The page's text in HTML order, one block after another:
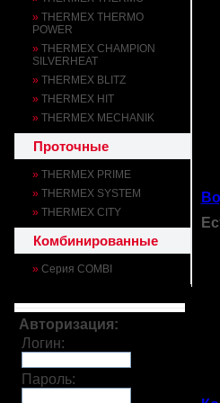
» THERMEX THERMO
POWER
» THERMEX CHAMPION
SILVERHEAT
» THERMEX BLITZ
» THERMEX HIT
» THERMEX MECHANIK
Проточные
» THERMEX PRIME
» THERMEX SYSTEM
» THERMEX CITY
Комбинированные
» Серия COMBI
Авторизация:
Логин:
Пароль: